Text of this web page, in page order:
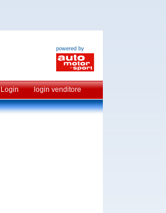
powered by
Login login venditore